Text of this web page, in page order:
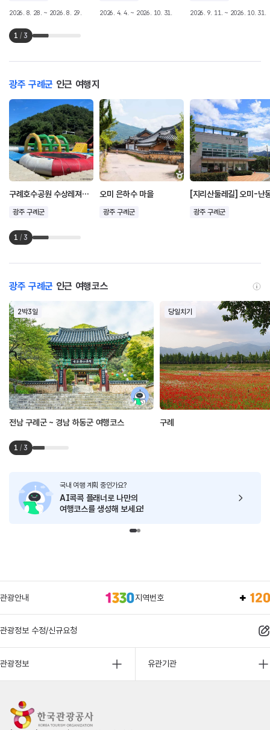
2026. 8. 28. ~ 2026. 8. 29. 2026. 4. 4. ~ 2026. 10. 31. 2026. 9. 11. ~ 2026. 10. 31.
1 / 3
광주 구례군 인근 여행지
구례호수공원 수상레져타운
광주 구례군
오미 은하수 마을
광주 구례군
[지리산둘레길] 오미-난
광주 구례군
1 / 3
광주 구례군 인근 여행코스
2박3일
전남 구례군 ~ 경남 하동군 여행코스
당일치기
구례
1 / 3
국내 여행 계획 중인가요?
AI콕콕 플래너로 나만의
여행코스를 생성해 보세요!
관광안내 지역번호
관광정보 수정/신규요청
관광정보 유관기관